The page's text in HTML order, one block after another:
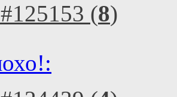
(8)